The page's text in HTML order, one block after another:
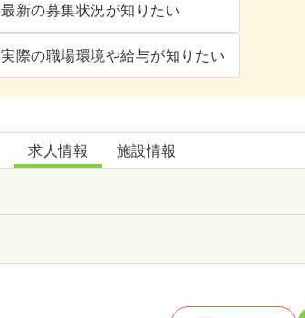
最新の募集状況が知りたい
実際の職場環境や給与が知りたい
一般財団法人 薬師山病院
求人情報 施設情報